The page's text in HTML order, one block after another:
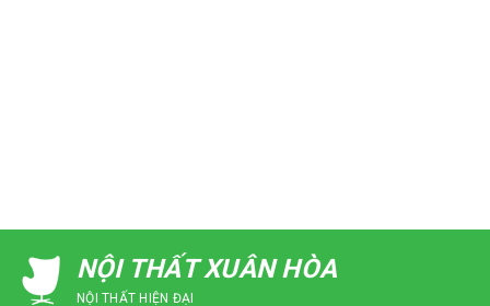
NỘI THẤT XUÂN HÒA
NỘI THẤT HIỆN ĐẠI